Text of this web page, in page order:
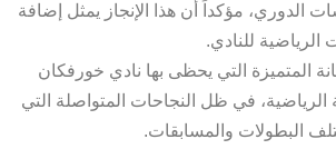
الدوري، مؤكداً أن هذا الإنجاز يمثل إضافة
للنادي.
المتميزة التي يحظى بها نادي خورفكان
في ظل النجاحات المتواصلة التي
البطولات والمسابقات.